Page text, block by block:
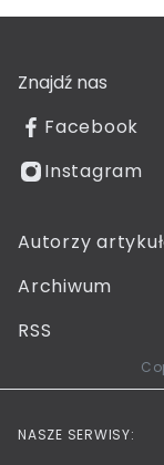
Znajdź nas
Facebook
Instagram
Autorzy
Archiwum
RSS
NASZE SERWISY: